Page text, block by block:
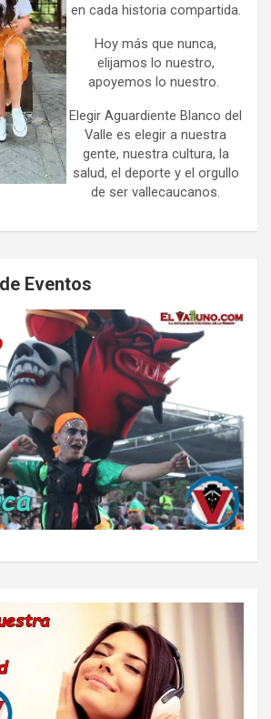
en cada historia compartida.
Hoy más que nunca,
elijamos lo nuestro,
apoyemos lo nuestro.
Elegir Aguardiente Blanco del
Valle es elegir a nuestra
gente, nuestra cultura, la
salud, el deporte y el orgullo
de ser vallecaucanos.
Eventos